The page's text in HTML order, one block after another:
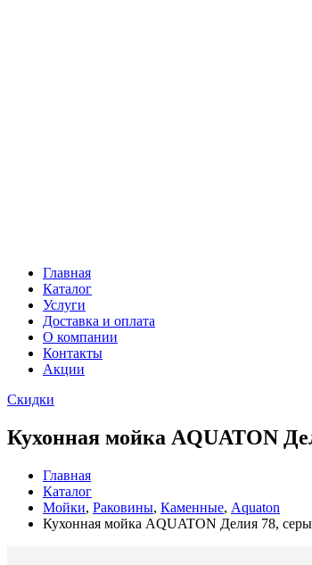
Главная
Каталог
Услуги
Доставка и оплата
О компании
Контакты
Акции
Скидки
Кухонная мойка AQUATON
Главная
Каталог
Мойки, Раковины, Каменные, Aquaton
Кухонная мойка AQUATON Делия 78,